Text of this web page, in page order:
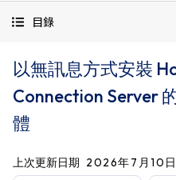
目錄
以無訊息方式安裝
Connection Server
體
上次更新日期 2026年7月10日